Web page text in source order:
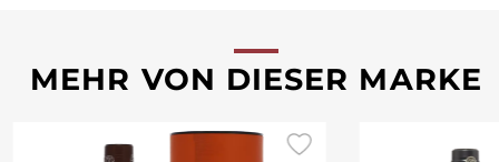
MEHR VON DIESER MARKE